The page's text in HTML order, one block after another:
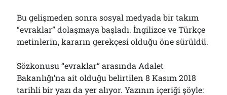
Er Gaziler 20 Gün Sonra Gelen MSB Heyetine Böyle İsyan Etti:“Bizi
Teröristlere G……yle Güldürdünüz”
01/08/2026
Papazın “Komutanı” Ayasofya ve Patrikhane İçin ABD’yi Göreve
31/07/2026
Bu gelişmeden sonra sosyal medyada bir takım
“evraklar” dolaşmaya başladı. İngilizce ve Türkçe
metinlerin, kararın gerekçesi olduğu öne sürüldü.
Sözkonusu “evraklar” arasında Adalet
Bakanlığı’na ait olduğu belirtilen 8 Kasım 2018
tarihli bir yazı da yer alıyor. Yazının içeriği şöyle: